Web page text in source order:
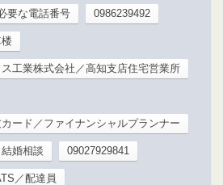
要な電話番号 0986239492
工業株式会社／高知支店住宅営業所
ード／ファイナンシャルプランナー
婚相談 09027929841
／配達員